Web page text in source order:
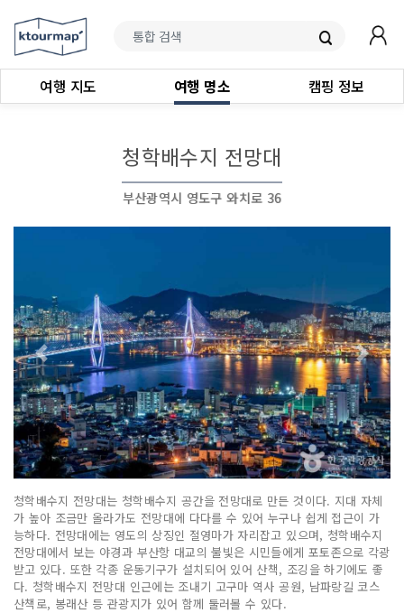
여행 지도 여행 명소 캠핑 정보
청학배수지 전망대
부산광역시 영도구 와치로 36
청학배수지 전망대는 청학배수지 공간을 전망대로 만든 것이다. 지대 자체
가 높아 조금만 올라가도 전망대에 다다를 수 있어 누구나 쉽게 접근이 가
능하다. 전망대에는 영도의 상징인 절영마가 자리잡고 있으며, 청학배수지
전망대에서 보는 야경과 부산항 대교의 불빛은 시민들에게 포토존으로 각광
받고 있다. 또한 각종 운동기구가 설치되어 있어 산책, 조깅을 하기에도 좋
다. 청학배수지 전망대 인근에는 조내기 고구마 역사 공원, 남파랑길 코스
산책로, 봉래산 등 관광지가 있어 함께 둘러볼 수 있다.